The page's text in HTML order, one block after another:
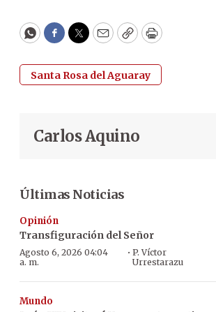
WhatsApp
Facebook
Twitter
EmailCopyPrint
Santa Rosa del Aguaray
Carlos Aquino
Últimas Noticias
Opinión
Transfiguración del Señor
Agosto 6, 2026 04:04
a. m.
· P. Víctor
Urrestarazu
Mundo